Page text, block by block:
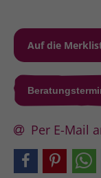
Per E-Mail